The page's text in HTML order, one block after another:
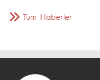
Tüm Haberler